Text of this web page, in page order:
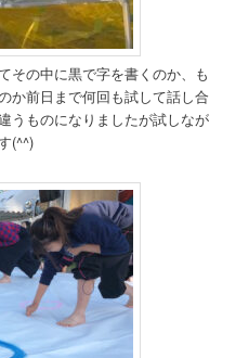
その中に黒で字を書くのか、も
か前日まで何回も試して話し合
うものになりましたが試しなが
(^^)